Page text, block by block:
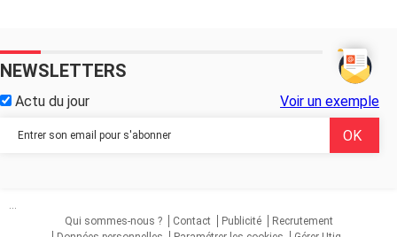
NEWSLETTERS
Actu du jour Voir un exemple
...
Qui sommes-nous ?
Contact Publicité
Recrutement